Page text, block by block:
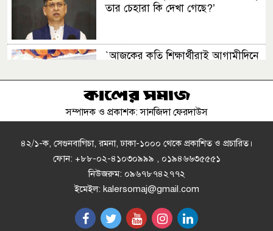
তার চেহারা কি দেখা গেছে?’
‍‍`আজকের কৃতি শিক্ষার্থীরাই আগামীদিনে
এমপি
ক্রিসেনট জুট মিলে ফিড কারখানা চালু
মান্দায় চাঁদা না পেয়ে পুকুরে বিষ
প্রয়োগ"প্রায় ৮ লক্ষ টাকার মাছ নিধনের
সম্পাদক ও প্রকাশক: সানজিদা ফেরদাউস
৪২/১-ক, সেগুনবাগিচা, রমনা, ঢাকা-১০০০ থেকে প্রকাশিত ও প্রচারিত।
ফোন: +৮৮-০২-৪১০৩০৯৯৯ , ০১৯৪৬৬৩৫৫৫১
নিউজরুম: ০৯৬৭৮৭৪২৭৭২
ইমেইল: kalersomaj@gmail.com